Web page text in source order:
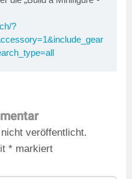
?
veröffentlicht.
* markiert